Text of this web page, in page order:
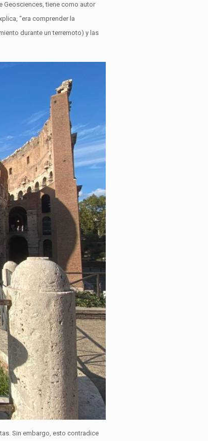
Geosciences, tiene como autor
“era comprender la
durante un terremoto) y las
Sin embargo, esto contradice